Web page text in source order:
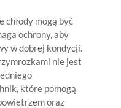
mogą być
ochrony, aby
w dobrej kondycji.
nie jest
które pomogą
oraz